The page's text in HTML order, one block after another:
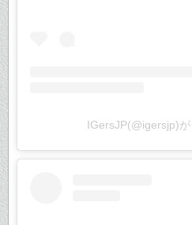
IGersJP(@igersjp)